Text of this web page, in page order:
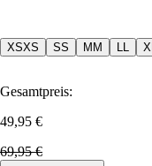
XSXS SS M M XL
Gesamtpreis:
49,95 €
69,95 €